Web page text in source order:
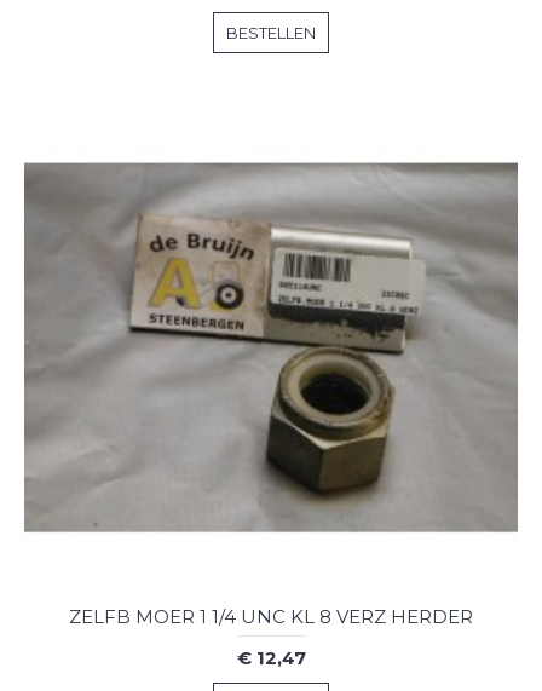
BESTELLEN
ZELFB MOER 1 1/4 UNC KL 8 VERZ HERDER
€ 12,47